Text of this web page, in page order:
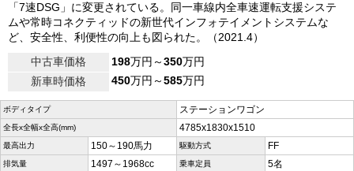
「7速DSG」に変更されている。同一車線内全車速運転支援システ
ムや常時コネクティッドの新世代インフォテイメントシステムな
ど、安全性、利便性の向上も図られた。（2021.4）
中古車価格
198万円～350万円
新車時価格
450万円～585万円
ボディタイプ ステーションワゴン
全長x全幅x全高(mm) 4785x1830x1510
最高出力 150～190馬力 駆動方式 FF
排気量 1497～1968cc 乗車定員 5名